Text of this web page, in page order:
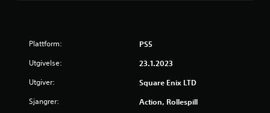
Plattform: PS5
Utgivelse: 23.1.2023
Utgiver: Square Enix LTD
Sjangrer: Action, Rollespill